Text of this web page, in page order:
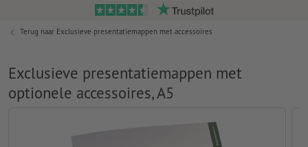
Terug naar Exclusieve presentatiemappen met accessoires
Exclusieve presentatiemappen met
optionele accessoires, A5